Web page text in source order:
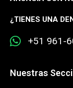
¿TIENES UNA
+51 961-
Nuestras